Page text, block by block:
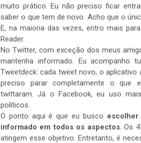
muito prático. Eu não preciso ficar
saber o que tem de novo. Acho que o
E, na maioria das vezes, entro mais
Reader.
No Twitter, com exceção dos meus
mantenha informado. Eu
Tweetdeck: cada tweet novo, o
preciso parar completamente o que
twittaram. Já o Facebook, eu uso
políticos.
O ponto aqui é que eu busco
informado em todos os aspectos. Os
atingem esse objetivo. Entretanto, é